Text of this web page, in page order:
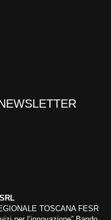
TOSCANA FESR